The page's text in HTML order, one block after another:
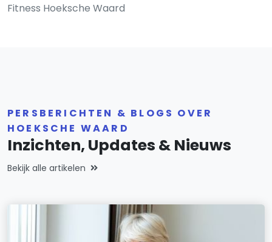
Fitness Hoeksche Waard
PERSBERICHTEN & BLOGS OVER
HOEKSCHE WAARD
Inzichten, Updates & Nieuws
Bekijk alle artikelen